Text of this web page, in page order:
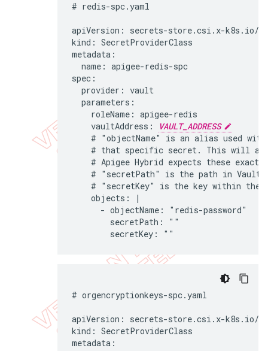
# redis-spc.yaml
apiVersion: secrets-store.csi.x-k8s.io/v1
kind: SecretProviderClass
metadata:
  name: apigee-redis-spc
spec:
  provider: vault
  parameters:
    roleName: apigee-redis
    vaultAddress:
VAULT_ADDRESS
# "objectName" is an alias used
# that specific secret. This will
# Apigee Hybrid expects these exact
# "secretPath" is the path in Vault
# "secretKey" is the key within the
    objects: |
      - objectName: "redis-password"
        secretPath: ""
# orgencryptionkeys-spc.yaml
apiVersion: secrets-store.csi.x-k8s.io/v1
kind: SecretProviderClass
metadata: